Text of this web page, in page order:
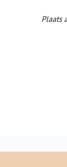
Plaats